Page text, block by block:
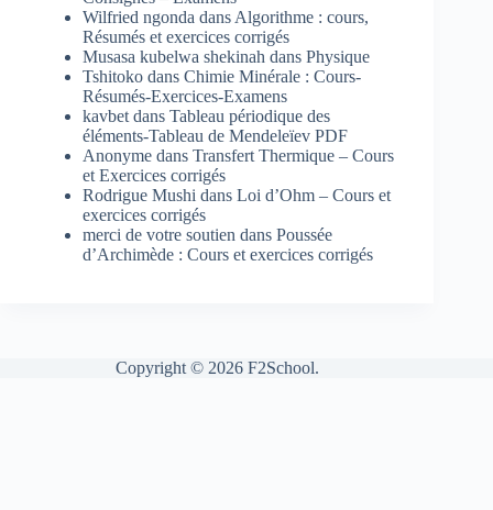
Wilfried ngonda dans Algorithme : cours,
Résumés et exercices corrigés
Musasa kubelwa shekinah dans Physique
Tshitoko dans Chimie Minérale : Cours-
Résumés-Exercices-Examens
kavbet dans Tableau périodique des
éléments-Tableau de Mendeleïev PDF
Anonyme dans Transfert Thermique – Cours
et Exercices corrigés
Rodrigue Mushi dans Loi d’Ohm – Cours et
exercices corrigés
merci de votre soutien dans Poussée
d’Archimède : Cours et exercices corrigés
Copyright © 2026 F2School.